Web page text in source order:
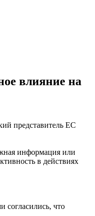
влияние на
представитель ЕС
информация или
в действиях
согласились, что